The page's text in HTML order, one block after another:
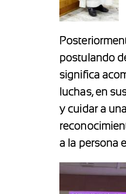
postulando
significa
luchas, en
y cuidar a una
a la persona